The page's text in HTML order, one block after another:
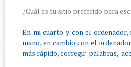
¿Cuál es tu sitio preferido para
En mi cuarto y con el
mano, en cambio con el
más rápido, corregir palabras,